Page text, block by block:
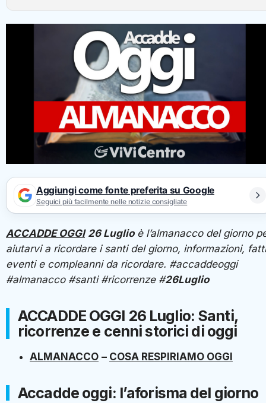
Aggiungi come fonte preferita su Google
Seguici più facilmente nelle notizie consigliate
ACCADDE OGGI 26 Luglio è l’almanacco del giorno
aiutarvi a ricordare i santi del giorno, informazioni,
eventi e compleanni da ricordare. #accaddeoggi
#almanacco #santi #ricorrenze #26Luglio
ACCADDE OGGI 26 Luglio: Santi,
ricorrenze e cenni storici di oggi
ALMANACCO – COSA RESPIRIAMO OGGI
Accadde oggi: l’aforisma del giorno